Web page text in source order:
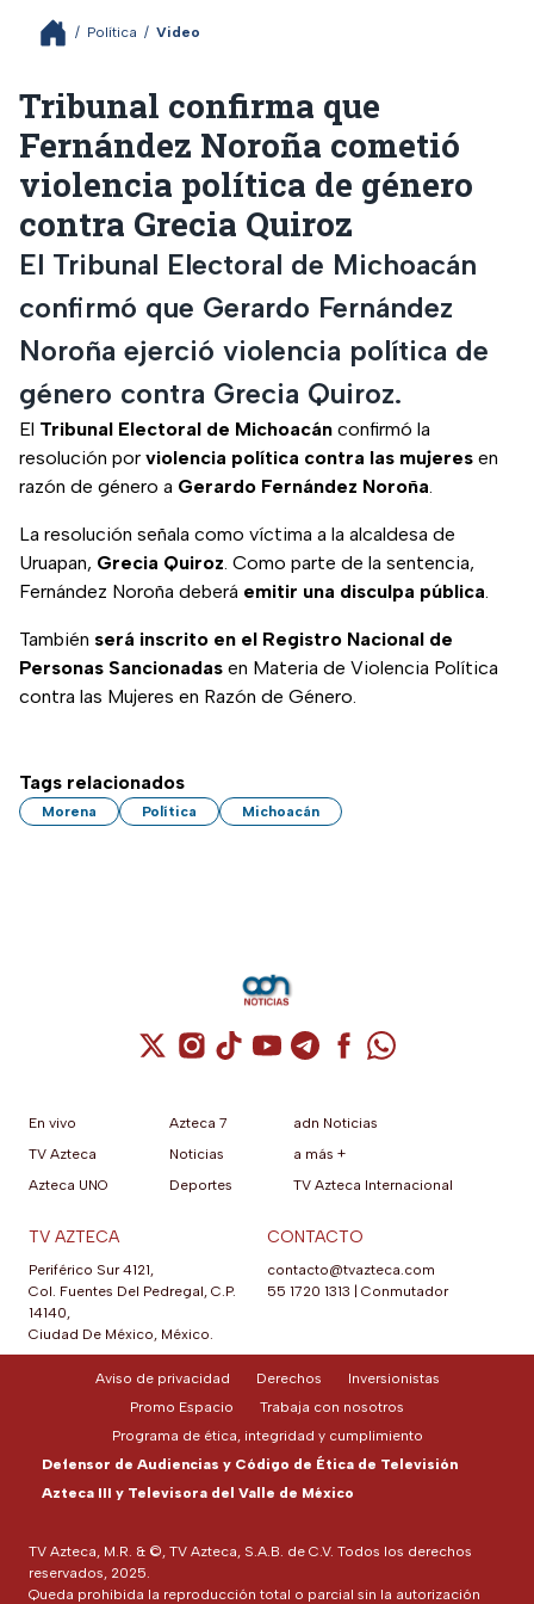
/ Política / Video
Tribunal confirma que
Fernández Noroña cometió
violencia política de género
contra Grecia Quiroz
El Tribunal Electoral de Michoacán
confirmó que Gerardo Fernández
Noroña ejerció violencia política de
género contra Grecia Quiroz.
El Tribunal Electoral de Michoacán confirmó la
resolución por violencia política contra las mujeres en
razón de género a Gerardo Fernández Noroña.
La resolución señala como víctima a la alcaldesa de
Uruapan, Grecia Quiroz. Como parte de la sentencia,
Fernández Noroña deberá emitir una disculpa pública.
También será inscrito en el Registro Nacional de
Personas Sancionadas en Materia de Violencia Política
contra las Mujeres en Razón de Género.
Tags relacionados
Morena Política Michoacán
Cuenta de X / Twitter (se abre en una
Cuenta de Instagram (se abre en una
Cuenta de TikTok (se abre en
Cuenta de YouTube (se abre
Cuenta de Telegram (se
Cuenta de
Cuenta de
En vivo
TV Azteca
Azteca UNO
Azteca 7
Noticias
Deportes
adn Noticias
a más +
TV Azteca Internacional
TV AZTECA
Periférico Sur 4121,
Col. Fuentes Del Pedregal, C.P.
14140,
Ciudad De México, México.
CONTACTO
contacto@tvazteca.com
55 1720 1313 | Conmutador
TV Azteca, M.R. & ©, TV Azteca, S.A.B. de C.V. Todos los derechos
reservados, 2025.
Queda prohibida la reproducción total o parcial sin la autorización
Aviso de privacidad Derechos
Inversionistas
Promo Espacio
Trabaja con nosotros
Programa de ética, integridad y cumplimiento
Defensor de Audiencias y Código de Ética de Televisión
Azteca III y Televisora del Valle de México